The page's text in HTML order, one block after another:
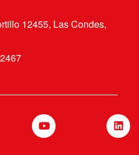
12455, Las Condes,